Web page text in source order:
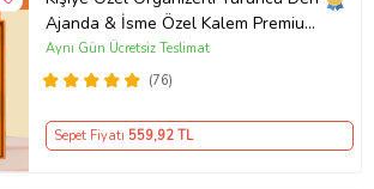
Ajanda & İsme Özel Kalem Premium
Hediye Seti
(76)
Aynı Gün Ücretsiz Teslimat
Sepet Fiyatı 559,92 TL